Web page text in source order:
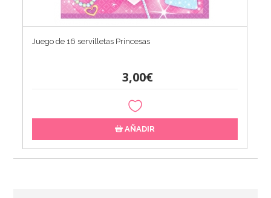
Juego de 16 servilletas Princesas
3,00€
AÑADIR